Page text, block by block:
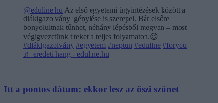
@eduline.hu Az első egyetemi ügyintézések között a
diákigazolvány igénylése is szerepel. Bár elsőre
bonyolultnak tűnhet, néhány lépésből megvan – most
végigvezetünk titeket a teljes folyamaton.😉
#diákigazolvány #egyetem #neptun #eduline #foryou
♬ eredeti hang - eduline.hu
Itt a pontos dátum: ekkor lesz az őszi szünet